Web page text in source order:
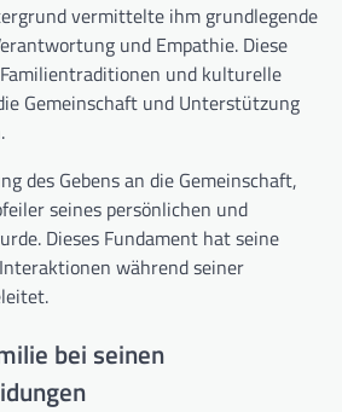
vermittelte ihm grundlegende
und Empathie. Diese
und kulturelle
Gemeinschaft und Unterstützung
des Gebens an die Gemeinschaft,
seines persönlichen und
Dieses Fundament hat seine
während seiner
bei seinen